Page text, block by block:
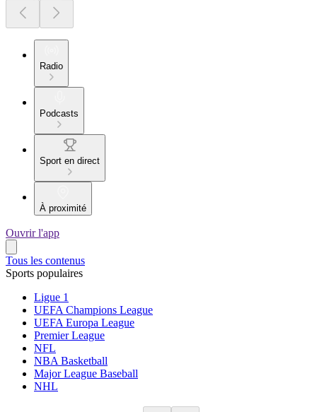
Radio
Podcasts
Sport en direct
À proximité
Ouvrir l'app
Tous les contenus
Sports populaires
Ligue 1
UEFA Champions League
UEFA Europa League
Premier League
NFL
NBA Basketball
Major League Baseball
NHL